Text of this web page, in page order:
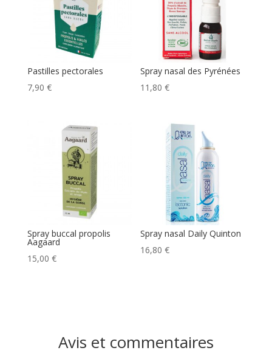
Pastilles pectorales
7,90 €
Spray nasal des Pyrénées
11,80€
Spray buccal propolis
Aagaard
15,00 €
Spray nasal Daily Quinton
16,80€
Avis et commentaires